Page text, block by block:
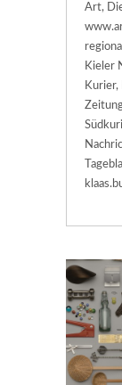
Art,
Kieler
Kurier,